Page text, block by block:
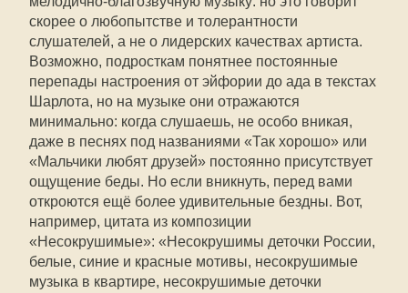
скорее о любопытстве и толерантности
слушателей, а не о лидерских качествах артиста.
Возможно, подросткам понятнее постоянные
перепады настроения от эйфории до ада в текстах
Шарлота, но на музыке они отражаются
минимально: когда слушаешь, не особо вникая,
даже в песнях под названиями «Так хорошо» или
«Мальчики любят друзей» постоянно присутствует
ощущение беды. Но если вникнуть, перед вами
откроются ещё более удивительные бездны. Вот,
например, цитата из композиции
«Несокрушимые»: «Несокрушимы деточки России,
белые, синие и красные мотивы, несокрушимые
музыка в квартире, несокрушимые деточки